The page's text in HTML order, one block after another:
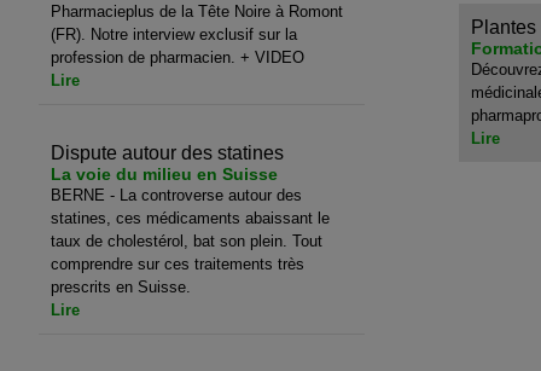
Pharmacieplus de la Tête Noire à Romont
(FR). Notre interview exclusif sur la
profession de pharmacien. + VIDEO
Lire
Dispute autour des statines
La voie du milieu en Suisse
BERNE - La controverse autour des
statines, ces médicaments abaissant le
taux de cholestérol, bat son plein. Tout
comprendre sur ces traitements très
prescrits en Suisse.
Lire
Lire